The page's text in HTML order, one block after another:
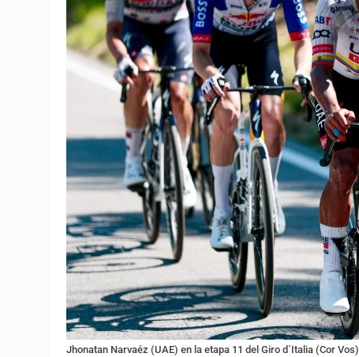
Jhonatan Narvaéz (UAE) en la etapa 11 del Giro d´Italia (Cor Vos)